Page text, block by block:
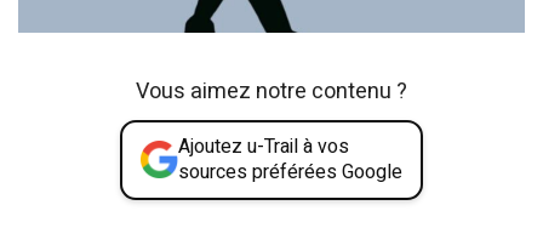
Vous aimez notre contenu ?
Ajoutez u-Trail à vos
sources préférées Google